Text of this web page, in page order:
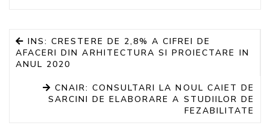
INS: CRESTERE DE 2,8% A CIFREI DE
AFACERI DIN ARHITECTURA SI PROIECTARE IN
ANUL 2020
CNAIR: CONSULTARI LA NOUL CAIET DE
SARCINI DE ELABORARE A STUDIILOR DE
FEZABILITATE